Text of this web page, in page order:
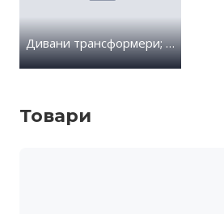
Дивани трансформери; Акції; Розпродаж; Акції
Товари